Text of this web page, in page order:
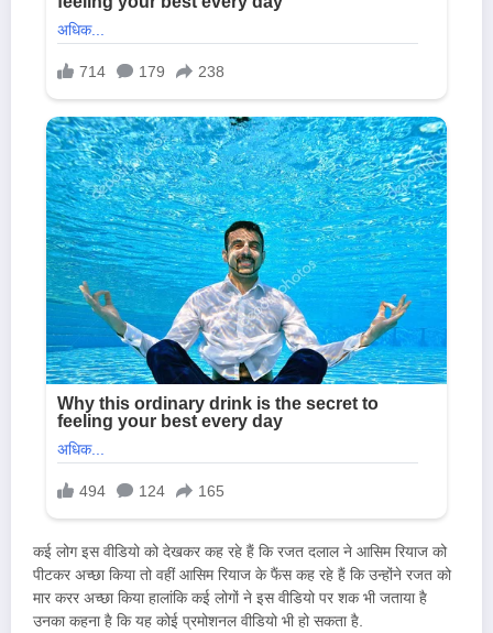
कई लोग इस वीडियो को देखकर कह रहे हैं कि रजत दलाल ने आसिम रियाज को
पीटकर अच्छा किया तो वहीं आसिम रियाज के फैंस कह रहे हैं कि उन्होंने रजत को
मार करर अच्छा किया हालांकि कई लोगों ने इस वीडियो पर शक भी जताया है
उनका कहना है कि यह कोई प्रमोशनल वीडियो भी हो सकता है.